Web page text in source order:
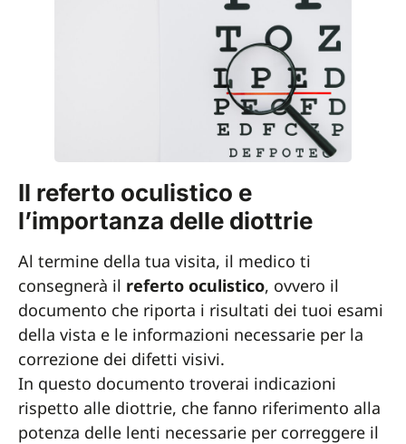
Il referto oculistico e
l’importanza delle diottrie
Al termine della tua visita, il medico ti
consegnerà il referto oculistico, ovvero il
documento che riporta i risultati dei tuoi esami
della vista e le informazioni necessarie per la
correzione dei difetti visivi.
In questo documento troverai indicazioni
rispetto alle diottrie, che fanno riferimento alla
potenza delle lenti necessarie per correggere il